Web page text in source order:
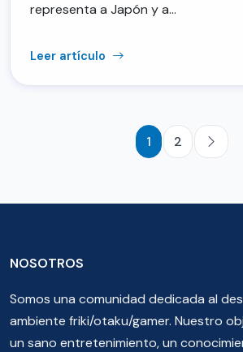
representa a Japón y a…
Leer artículo
1 2
NOSOTROS
Somos una comunidad dedicada al
ambiente friki/otaku/gamer. Nuestro
un sano entretenimiento, un